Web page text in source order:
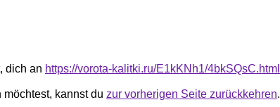
dich an https://vorota-kalitki.ru/E1kKNh1/4bkSQsC.html
kannst du zur vorherigen Seite zurückkehren.